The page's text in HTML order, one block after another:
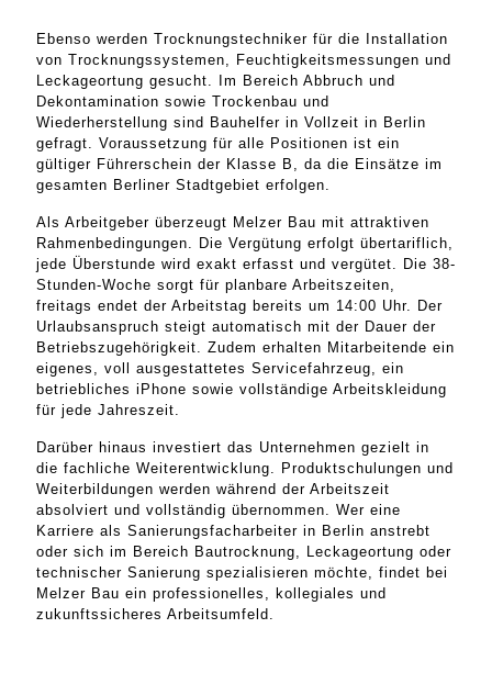
Ebenso werden Trocknungstechniker für die Installation
von Trocknungssystemen, Feuchtigkeitsmessungen und
Leckageortung gesucht. Im Bereich Abbruch und
Dekontamination sowie Trockenbau und
Wiederherstellung sind Bauhelfer in Vollzeit in Berlin
gefragt. Voraussetzung für alle Positionen ist ein
gültiger Führerschein der Klasse B, da die Einsätze im
gesamten Berliner Stadtgebiet erfolgen.
Als Arbeitgeber überzeugt Melzer Bau mit attraktiven
Rahmenbedingungen. Die Vergütung erfolgt übertariflich,
jede Überstunde wird exakt erfasst und vergütet. Die 38-
Stunden-Woche sorgt für planbare Arbeitszeiten,
freitags endet der Arbeitstag bereits um 14:00 Uhr. Der
Urlaubsanspruch steigt automatisch mit der Dauer der
Betriebszugehörigkeit. Zudem erhalten Mitarbeitende ein
eigenes, voll ausgestattetes Servicefahrzeug, ein
betriebliches iPhone sowie vollständige Arbeitskleidung
für jede Jahreszeit.
Darüber hinaus investiert das Unternehmen gezielt in
die fachliche Weiterentwicklung. Produktschulungen und
Weiterbildungen werden während der Arbeitszeit
absolviert und vollständig übernommen. Wer eine
Karriere als Sanierungsfacharbeiter in Berlin anstrebt
oder sich im Bereich Bautrocknung, Leckageortung oder
technischer Sanierung spezialisieren möchte, findet bei
Melzer Bau ein professionelles, kollegiales und
zukunftssicheres Arbeitsumfeld.